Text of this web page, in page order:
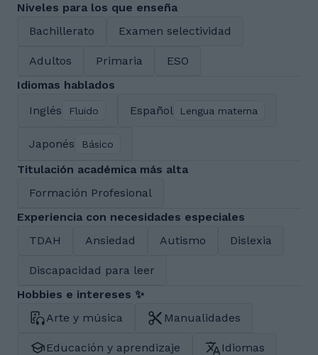
Niveles para los que enseña
Bachillerato
Examen selectividad
Adultos Primaria
ESO
Idiomas hablados
Inglés
Fluido Español Lengua materna
Japonés Básico
Titulación académica más alta
Formación Profesional
Experiencia con necesidades especiales
TDAH
Ansiedad Autismo Dislexia
Discapacidad para leer
Hobbies e intereses ✨
Arte y música
Manualidades
Educación y aprendizaje Idiomas